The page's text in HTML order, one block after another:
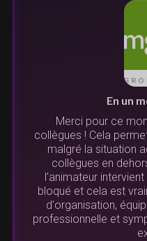
En un
Merci pour ce
collègues ! Cela
malgré la situation
collègues en
l'animateur
bloqué et cela est
d'organisation,
professionnelle et